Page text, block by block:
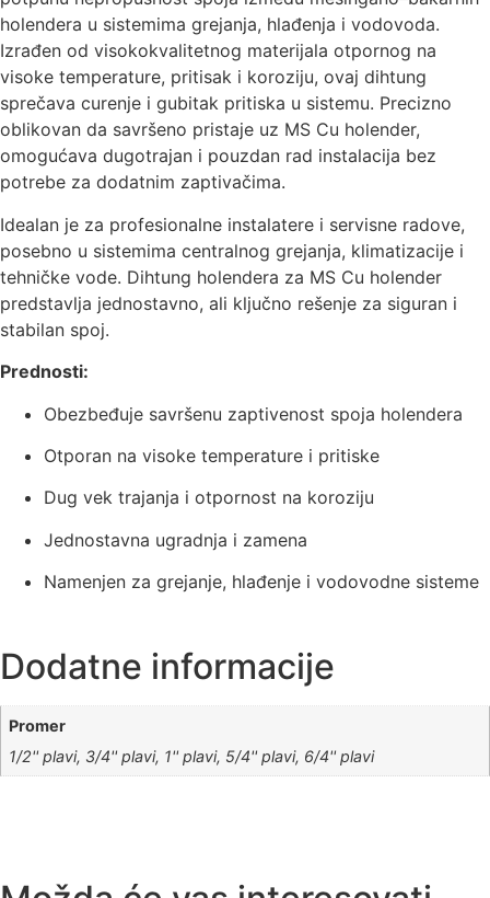
holendera u sistemima grejanja, hlađenja i vodovoda.
Izrađen od visokokvalitetnog materijala otpornog na
visoke temperature, pritisak i koroziju, ovaj dihtung
sprečava curenje i gubitak pritiska u sistemu. Precizno
oblikovan da savršeno pristaje uz MS Cu holender,
omogućava dugotrajan i pouzdan rad instalacija bez
potrebe za dodatnim zaptivačima.
Idealan je za profesionalne instalatere i servisne radove,
posebno u sistemima centralnog grejanja, klimatizacije i
tehničke vode. Dihtung holendera za MS Cu holender
predstavlja jednostavno, ali ključno rešenje za siguran i
stabilan spoj.
Prednosti:
Obezbeđuje savršenu zaptivenost spoja holendera
Otporan na visoke temperature i pritiske
Dug vek trajanja i otpornost na koroziju
Jednostavna ugradnja i zamena
Namenjen za grejanje, hlađenje i vodovodne sisteme
Dodatne informacije
Promer
1/2'' plavi, 3/4'' plavi, 1'' plavi, 5/4'' plavi, 6/4'' plavi